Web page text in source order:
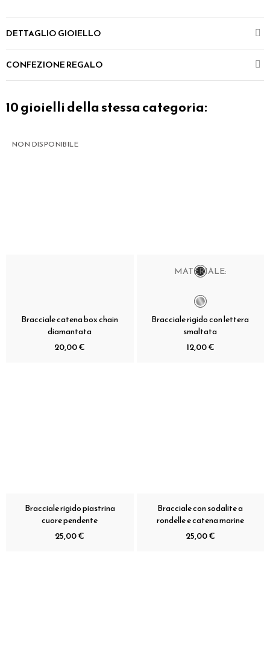
DETTAGLIO GIOIELLO
CONFEZIONE REGALO
10 gioielli della stessa categoria:
NON DISPONIBILE
Bracciale catena box chain
diamantata
20,00 €
MATERIALE:
Bracciale rigido con lettera
smaltata
12,00 €
Bracciale rigido piastrina
cuore pendente
25,00 €
Bracciale con sodalite a
rondelle e catena marine
25,00 €